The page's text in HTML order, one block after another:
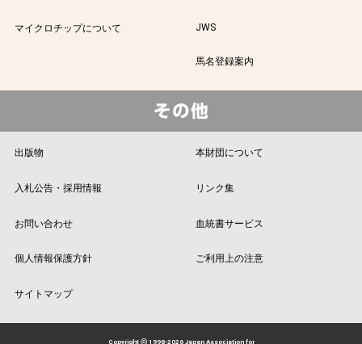
マイクロチップについて JWS
馬名登録案内
出版物 本財団について
入札公告・採用情報 リンク集
お問い合わせ 血統書サービス
個人情報保護方針 ご利用上の注意
サイトマップ
Copyright ⓒ 1998-2026 Japan Association for